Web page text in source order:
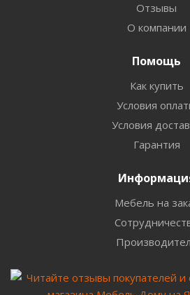
Отзывы
О компании
Помощь
Как купить
Условия
Условия
Гарантия
Мебель на